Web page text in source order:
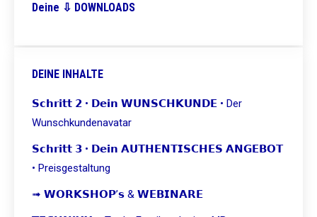
Deine ⇩ DOWNLOADS
DEINE INHALTE
𝗦𝗰𝗵𝗿𝗶𝘁𝘁 𝟮 • 𝗗𝗲𝗶𝗻 𝗪𝗨𝗡𝗦𝗖𝗛𝗞𝗨𝗡𝗗𝗘 • Der
Wunschkundenavatar
𝗦𝗰𝗵𝗿𝗶𝘁𝘁 𝟯 • 𝗗𝗲𝗶𝗻 𝗔𝗨𝗧𝗛𝗘𝗡𝗧𝗜𝗦𝗖𝗛𝗘𝗦 𝗔𝗡𝗚𝗘𝗕𝗢𝗧
• Preisgestaltung
➟ 𝗪𝗢𝗥𝗞𝗦𝗛𝗢𝗣’𝘀 & 𝗪𝗘𝗕𝗜𝗡𝗔𝗥𝗘